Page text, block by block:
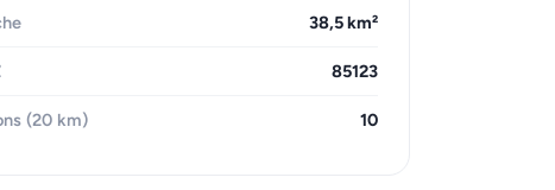
38,5 km²
85123
(20 km) 10